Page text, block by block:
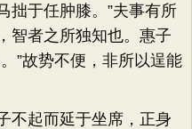
拙于任肿膝。”夫事有所
智者之所独知也。惠子
”故势不便，非所以逞能
起而延于坐席，正身